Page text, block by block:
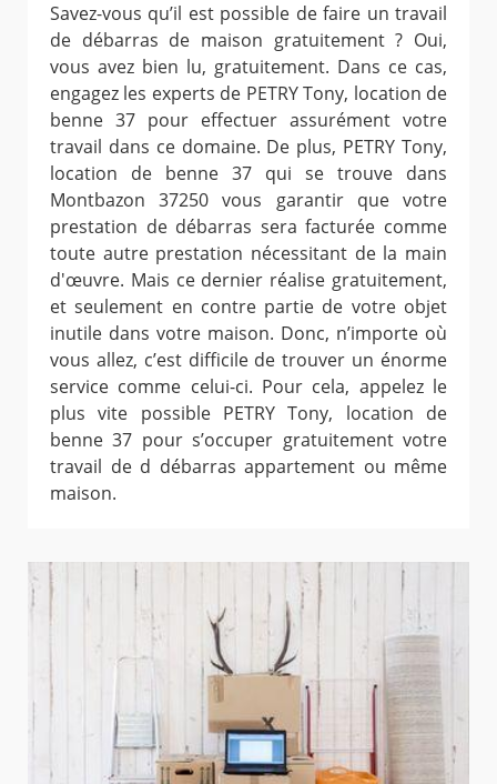
Savez-vous qu’il est possible de faire un travail
de débarras de maison gratuitement ? Oui,
vous avez bien lu, gratuitement. Dans ce cas,
engagez les experts de PETRY Tony, location de
benne 37 pour effectuer assurément votre
travail dans ce domaine. De plus, PETRY Tony,
location de benne 37 qui se trouve dans
Montbazon 37250 vous garantir que votre
prestation de débarras sera facturée comme
toute autre prestation nécessitant de la main
d'œuvre. Mais ce dernier réalise gratuitement,
et seulement en contre partie de votre objet
inutile dans votre maison. Donc, n’importe où
vous allez, c’est difficile de trouver un énorme
service comme celui-ci. Pour cela, appelez le
plus vite possible PETRY Tony, location de
benne 37 pour s’occuper gratuitement votre
travail de d débarras appartement ou même
maison.